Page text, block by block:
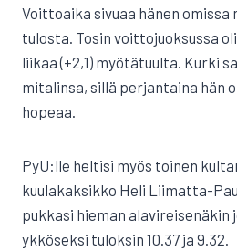
Voittoaika sivuaa hänen omissa
tulosta. Tosin voittojuoksussa
liikaa (+2,1) myötätuulta. Kurki
mitalinsa, sillä perjantaina hän
hopeaa.
PyU:lle heltisi myös toinen
kuulakaksikko Heli Liimatta-
pukkasi hieman alavireisenäkin
ykköseksi tuloksin 10.37 ja 9.32.